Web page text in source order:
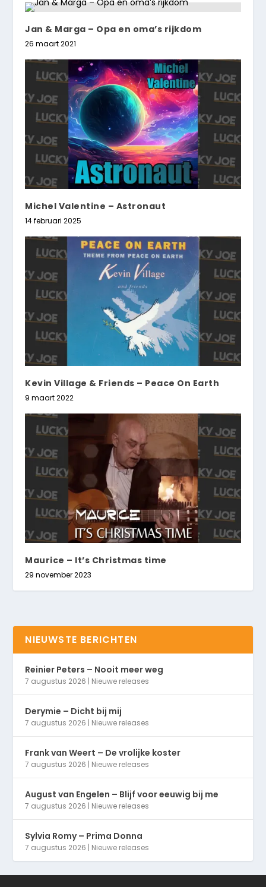
Jan & Marga – Opa en oma’s rijkdom
26 maart 2021
Michel Valentine – Astronaut
14 februari 2025
Kevin Village & Friends – Peace On Earth
9 maart 2022
Maurice – It’s Christmas time
29 november 2023
NIEUWSTE BERICHTEN
Reinier Peters – Nooit meer weg
7 augustus 2026 | Nieuwe releases
Derymie – Dicht bij mij
7 augustus 2026 | Nieuwe releases
Frank van Weert – De vrolijke koster
7 augustus 2026 | Nieuwe releases
August van Engelen – Blijf voor eeuwig bij me
7 augustus 2026 | Nieuwe releases
Sylvia Romy – Prima Donna
7 augustus 2026 | Nieuwe releases